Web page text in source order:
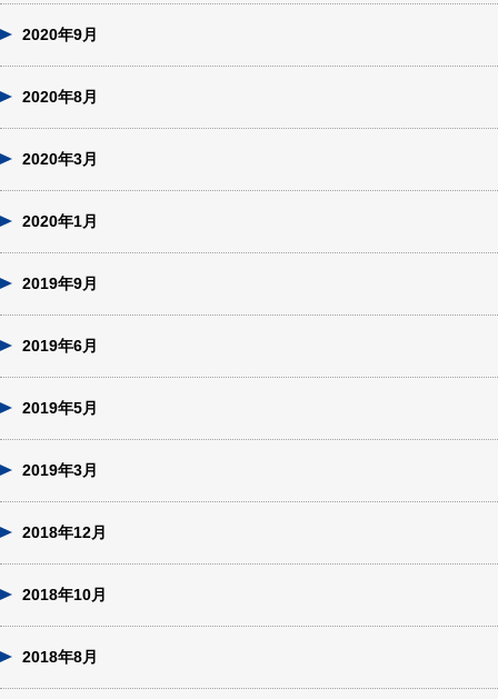
2020年9月
2020年8月
2020年3月
2020年1月
2019年9月
2019年6月
2019年5月
2019年3月
2018年12月
2018年10月
2018年8月